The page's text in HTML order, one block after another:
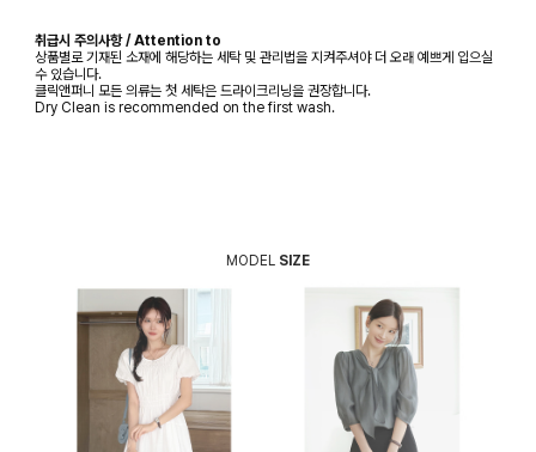
취급시 주의사항 / Attention to
상품별로 기재된 소재에 해당하는 세탁 및 관리법을 지켜주셔야 더 오래 예쁘게 입으실
수 있습니다.
클릭앤퍼니 모든 의류는 첫 세탁은 드라이크리닝을 권장합니다.
Dry Clean is recommended on the first wash.
MODEL SIZE